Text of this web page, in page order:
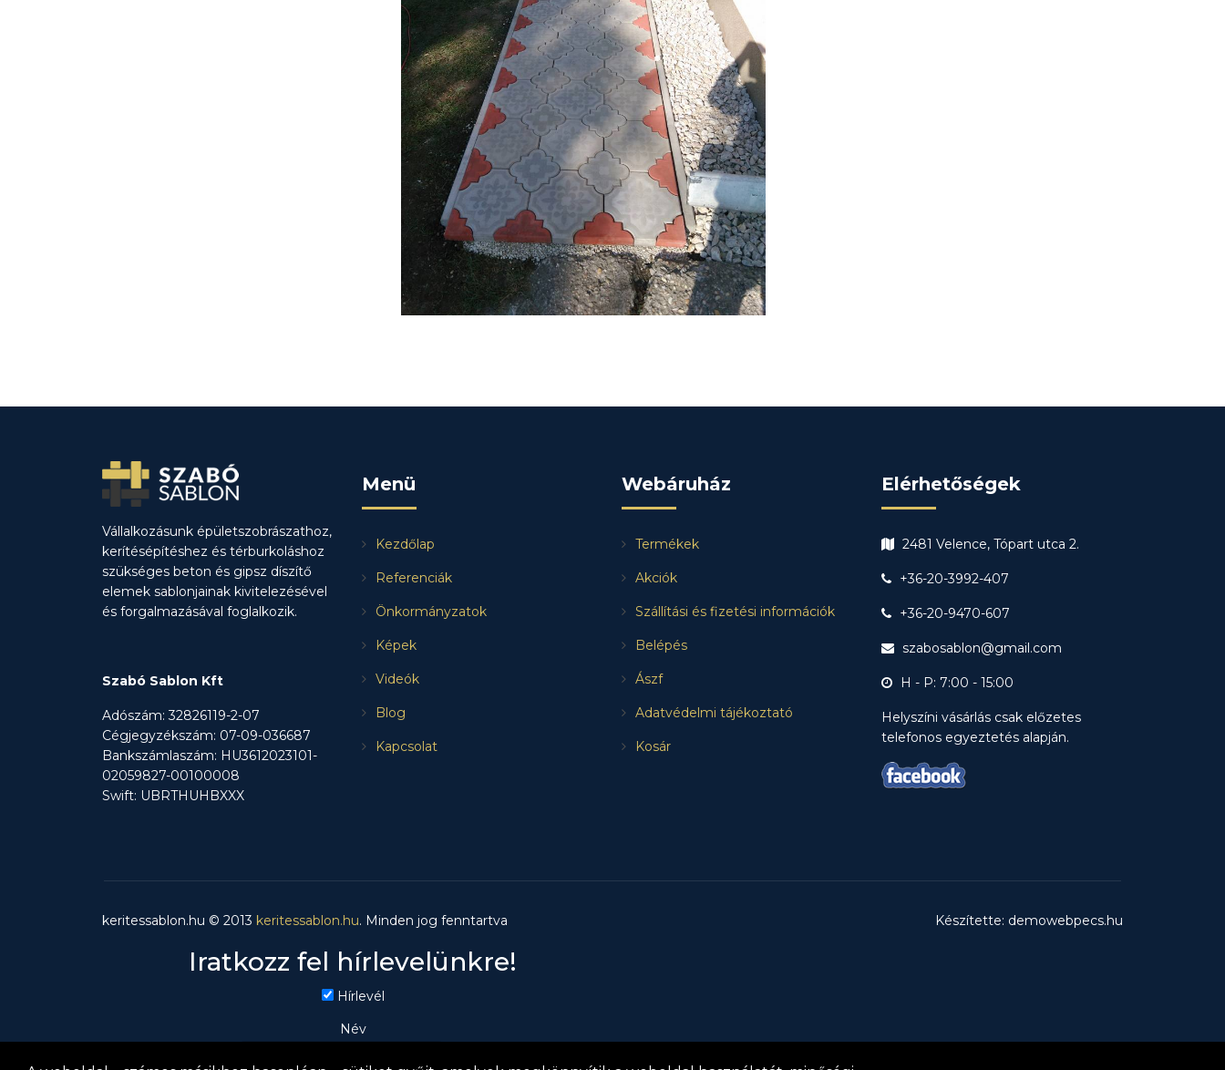
Vállalkozásunk épületszobrászathoz,
kerítésépítéshez és térburkoláshoz
szükséges beton és gipsz díszítő
elemek sablonjainak kivitelezésével
és forgalmazásával foglalkozik.
Szabó Sablon Kft
Adószám: 32826119-2-07
Cégjegyzékszám: 07-09-036687
Bankszámlaszám: HU3612023101-
02059827-00100008
Swift: UBRTHUHBXXX
Menü
Kezdőlap
Referenciák
Önkormányzatok
Képek
Videók
Blog
Kapcsolat
Webáruház
Termékek
Akciók
Szállítási és fizetési információk
Belépés
Ászf
Adatvédelmi tájékoztató
Kosár
Elérhetőségek
2481 Velence, Tópart utca 2.
+36-20-3992-407
+36-20-9470-607
szabosablon@gmail.com
H - P: 7:00 - 15:00
Helyszíni vásárlás csak előzetes
telefonos egyeztetés alapján.
keritessablon.hu © 2013 keritessablon.hu. Minden jog fenntartva
Iratkozz fel hírlevelünkre!
Hírlevél
Név
Készítette: demowebpecs.hu